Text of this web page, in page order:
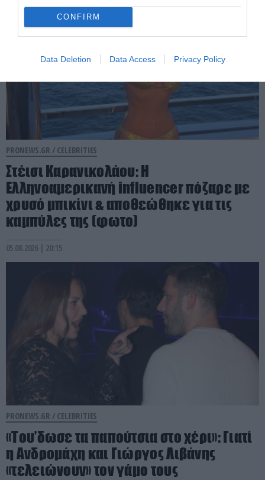
CONFIRM
Data Deletion Data Access Privacy Policy
PRONEWS.GR / CELEBRITIES
Στέισι Καρανικολάου: Η
Ελληνοαμερικανή influencer πόζαρε με
χρυσό μπικίνι & αποθεώθηκε για τις
καμπύλες της (φωτο)
05.08.2026 | 20:15
PRONEWS.GR / CELEBRITIES
«Του’δωσε τα παπούτσια στο χέρι»: Γιατί
η Ανδρομάχη και Γιώργος Λιβάνης
«τελειώνουν» τον γάμο τους